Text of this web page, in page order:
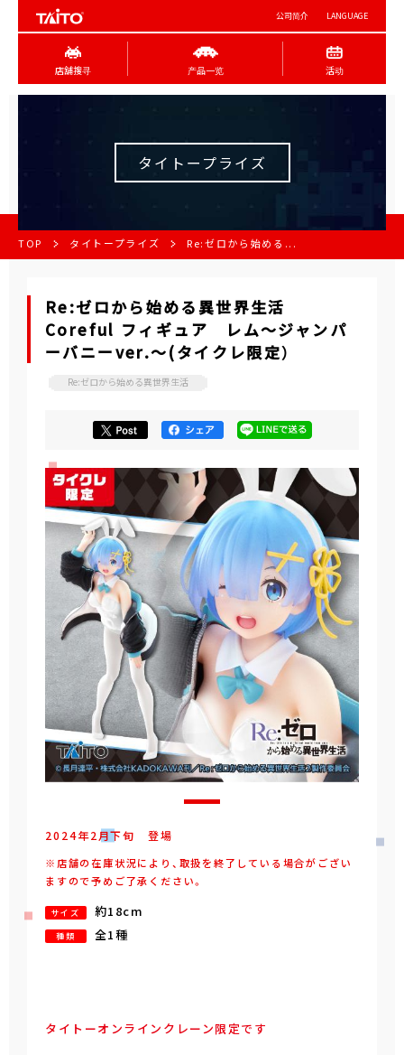
公司简介 LANGUAGE
店舖搜寻 产品一览 活动
タイトープライズ
TOP タイトープライズ Re:ゼロから始める...
Re:ゼロから始める異世界生活
Coreful フィギュア レム～ジャンパ
ーバニーver.～(タイクレ限定）
Re:ゼロから始める異世界生活
2024年2月下旬 登場
※店舗の在庫状況により、取扱を終了している場合がござい
ますので予めご了承ください。
サイズ 約18cm
種類 全1種
タイトーオンラインクレーン限定です